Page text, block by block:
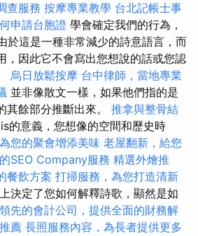
查服務 按摩專業教學 台北記帳士事
申請台胞證 學會確定我們的行為，
於這是一種非常減少的詩意語言，而
，因此它不會寫出您想說的話或您認
烏日放鬆按摩 台中律師，當地專業
並非像散文一樣，如果他們指的是
其餘部分推斷出來。 推拿與整骨結
的意義，您想像的空間和歷史時
您的聚會增添美味 老屋翻新，給您
SEO Company服務 精選外燴推
餐飲方案 打掃服務，為您打造清新
決定了您如何解釋詩歌，顯然是如
領先的會計公司，提供全面的財務解
薦 長照服務內容，為長者提供更多